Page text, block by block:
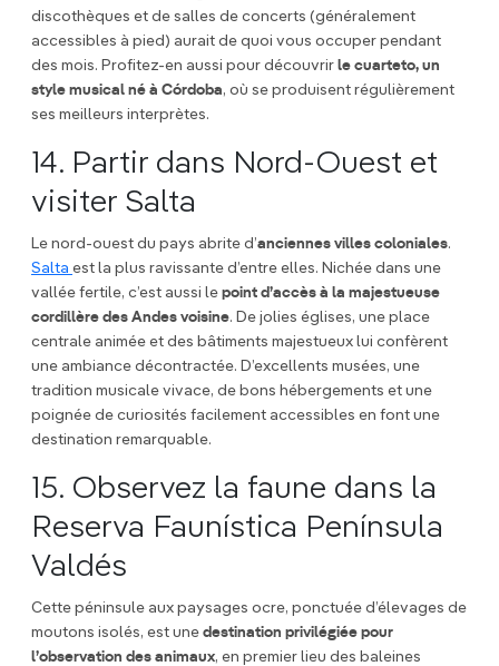
discothèques et de salles de concerts (généralement
accessibles à pied) aurait de quoi vous occuper pendant
des mois. Profitez-en aussi pour découvrir le cuarteto, un
style musical né à Córdoba, où se produisent régulièrement
ses meilleurs interprètes.
14. Partir dans Nord-Ouest et
visiter Salta
Le nord-ouest du pays abrite d’anciennes villes coloniales.
Salta est la plus ravissante d’entre elles. Nichée dans une
vallée fertile, c’est aussi le point d’accès à la majestueuse
cordillère des Andes voisine. De jolies églises, une place
centrale animée et des bâtiments majestueux lui confèrent
une ambiance décontractée. D’excellents musées, une
tradition musicale vivace, de bons hébergements et une
poignée de curiosités facilement accessibles en font une
destination remarquable.
15. Observez la faune dans la
Reserva Faunística Península
Valdés
Cette péninsule aux paysages ocre, ponctuée d’élevages de
moutons isolés, est une destination privilégiée pour
l’observation des animaux, en premier lieu des baleines